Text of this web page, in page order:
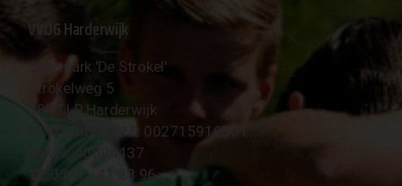
VVOG Harderwijk
Sportpark 'De Strokel'
Strokelweg 5
3847 LR Harderwijk
BTW Nummer NL 002715910B01
KvK Nr 40094437
☎︎ 0341 - 41 28 96